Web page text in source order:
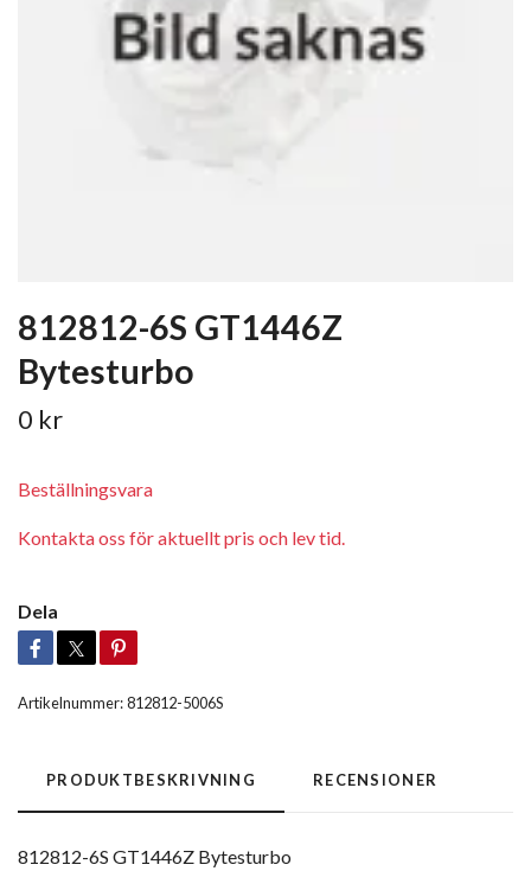
812812-6S GT1446Z
Bytesturbo
0 kr
Beställningsvara
Kontakta oss för aktuellt pris och lev tid.
Dela
Artikelnummer:812812-5006S
PRODUKTBESKRIVNING RECENSIONER
812812-6S GT1446Z Bytesturbo